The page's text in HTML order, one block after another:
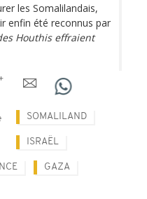
les Somalilandais,
enfin été reconnus par
Houthis effraient
SOMALILAND
ISRAËL
GAZA